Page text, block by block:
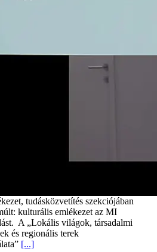
tudásközvetítés szekciójában
kulturális emlékezet az MI
A „Lokális világok, társadalmi
és regionális terek
[...]